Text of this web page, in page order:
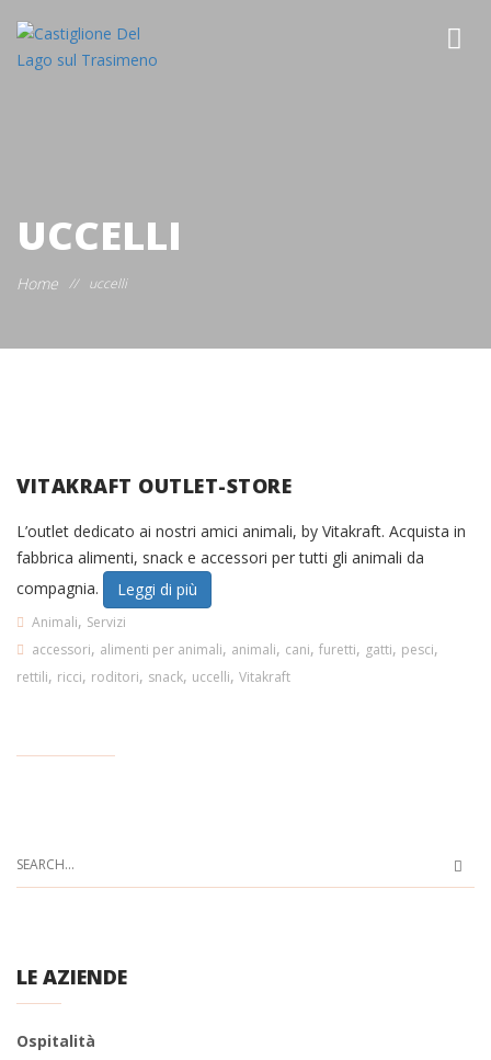
UCCELLI
Home // uccelli
VITAKRAFT OUTLET-STORE
L’outlet dedicato ai nostri amici animali, by Vitakraft. Acquista in
fabbrica alimenti, snack e accessori per tutti gli animali da
compagnia.
Leggi di più
Animali, Servizi
accessori, alimenti per animali, animali, cani, furetti, gatti, pesci,
rettili, ricci, roditori, snack, uccelli, Vitakraft
LE AZIENDE
Ospitalità